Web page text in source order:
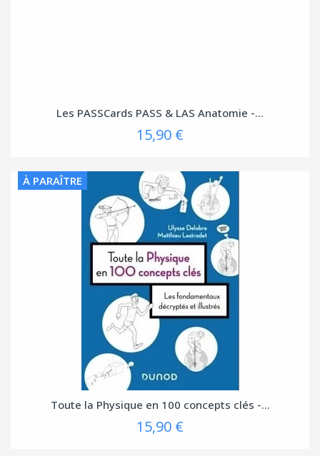
Les PASSCards PASS & LAS Anatomie -...
15,90 €
À PARAÎTRE
Toute la Physique en 100 concepts clés -...
15,90 €